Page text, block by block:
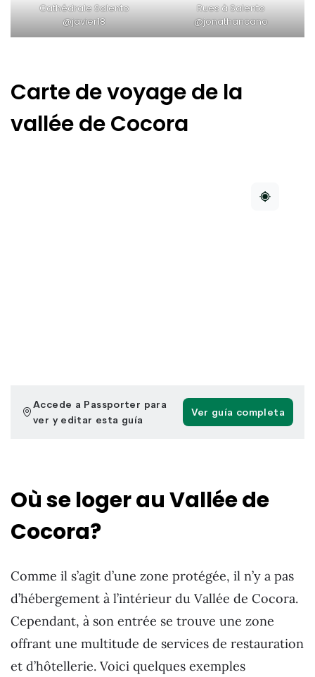
Cathédrale Salento
@javier18
Rues à Salento
@jonathancano
Carte de voyage de la
vallée de Cocora
Où se loger au Vallée de
Cocora?
Comme il s’agit d’une zone protégée, il n’y a pas
d’hébergement à l’intérieur du Vallée de Cocora.
Cependant, à son entrée se trouve une zone
offrant une multitude de services de restauration
et d’hôtellerie. Voici quelques exemples